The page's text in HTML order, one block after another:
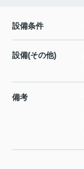
設備条件
設備(その他)
備考